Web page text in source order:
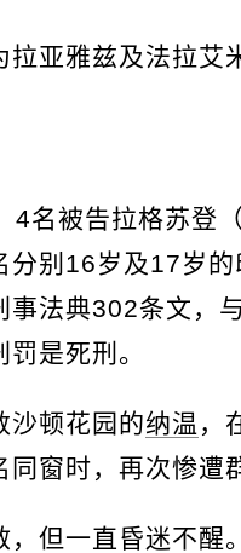
拉亚雅兹及法拉艾
4名被告拉格苏登
分别16岁及17岁
事法典302条文，
是死刑。
沙顿花园的纳温 ，
窗时，再次惨遭
但一直昏迷不醒